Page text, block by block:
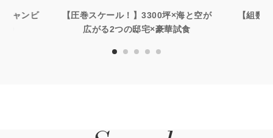
シャンビ
【圧巻スケール！】3300坪×海と空が
広がる2つの邸宅×豪華試食
【組数